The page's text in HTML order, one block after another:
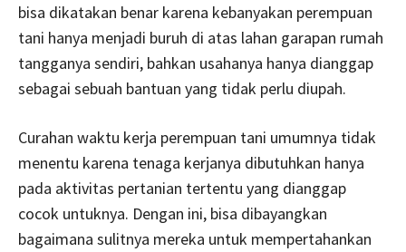
bisa dikatakan benar karena kebanyakan perempuan
tani hanya menjadi buruh di atas lahan garapan rumah
tangganya sendiri, bahkan usahanya hanya dianggap
sebagai sebuah bantuan yang tidak perlu diupah.
Curahan waktu kerja perempuan tani umumnya tidak
menentu karena tenaga kerjanya dibutuhkan hanya
pada aktivitas pertanian tertentu yang dianggap
cocok untuknya. Dengan ini, bisa dibayangkan
bagaimana sulitnya mereka untuk mempertahankan